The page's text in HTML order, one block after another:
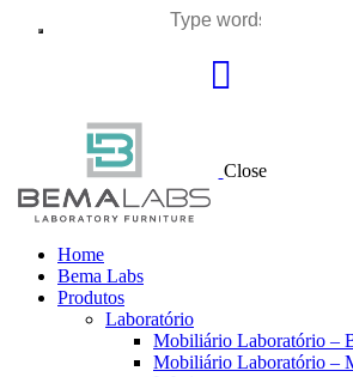
Close
Home
Bema Labs
Produtos
Laboratório
Mobiliário Laboratório –
Mobiliário Laboratório –